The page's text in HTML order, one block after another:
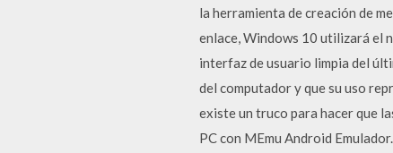
la herramienta de creación de
enlace, Windows 10 utilizará el
interfaz de usuario limpia del
del computador y que su uso
existe un truco para hacer que
PC con MEmu Android